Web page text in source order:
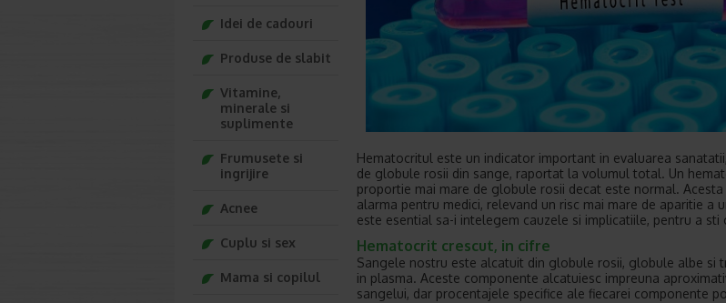
Hematocritul este un indicator important in evaluarea
de globule rosii din sange, raportat la volumul total. Un
proportie mai mare de globule rosii decat este normal.
alarma pentru medici, relevand un risc mai mare de aparitie a
este esential sa-i intelegem cauzele si implicatiile, pentru a sti
Hematocrit crescut, in cifre
Sangele nostru este alcatuit din globule rosii, globule albe si
in plasma. Aceste componente alcatuiesc impreuna
sangelui, dar procentajele specifice ale fiecarei componente
Idei de cadouri
Produse de slabit
Vitamine,
minerale si
suplimente
Frumusete si
ingrijire
Acnee
Cuplu si sex
Mama si copilul